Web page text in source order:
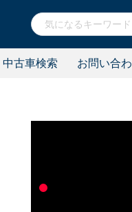
中古車検索 お問い合